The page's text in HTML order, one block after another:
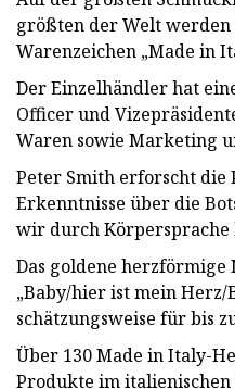
größten der Welt
Warenzeichen „Made in
Der Einzelhändler hat
Officer und
Waren sowie Marketing
Peter Smith erforscht die
Erkenntnisse über die
wir durch
Das goldene
„Baby/hier ist mein Herz/
schätzungsweise für bis
Über 130 Made in Italy-
Produkte im